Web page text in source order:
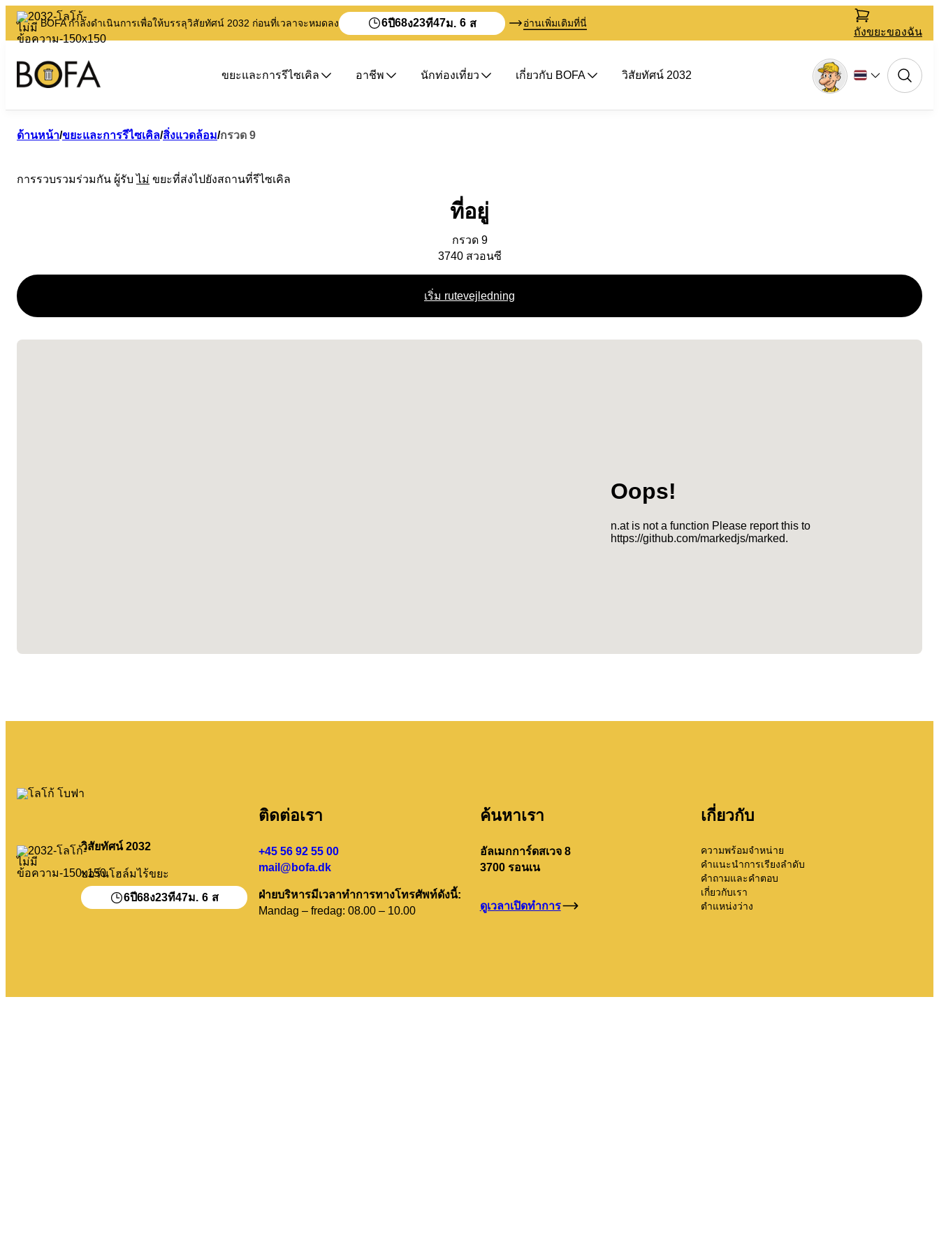
BOFA กำลังดำเนินการเพื่อให้บรรลุวิสัยทัศน์ 2032 ก่อนที่เวลาจะหมดลง 6ปี68ง23ที47ม. 6 ส อ่านเพิ่มเติมที่นี่
ถังขยะของฉัน
ขยะและการรีไซเคิล อาชีพ นักท่องเที่ยว เกี่ยวกับ BOFA วิสัยทัศน์ 2032
ด้านหน้า/ขยะและการรีไซเคิล/สิ่งแวดล้อม/กรวด 9
การรวบรวมร่วมกัน ผู้รับไม่ ขยะที่ส่งไปยังสถานที่รีไซเคิล
ที่อยู่
กรวด 9
3740 สวอนซี
เริ่ม rutevejledning
วิสัยทัศน์ 2032
บอร์นโฮล์มไร้ขยะ
6ปี68ง23ที47ม. 6 ส
ติดต่อเรา
+45 56 92 55 00
mail@bofa.dk
ฝ่ายบริหารมีเวลาทำการทางโทรศัพท์ดังนี้:
Mandag – fredag: 08.00 – 10.00
ค้นหาเรา
อัลเมกการ์ดสเวจ 8
3700 รอนเน
ดูเวลาเปิดทำการ
เกี่ยวกับ
ความพร้อมจำหน่าย
คำแนะนำการเรียงลำดับ
คำถามและคำตอบ
เกี่ยวกับเรา
ตำแหน่งว่าง